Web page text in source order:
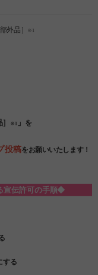
外品］ ※1
※1 」 を
投稿をお願いいたします！
宣伝許可の手順◆
する